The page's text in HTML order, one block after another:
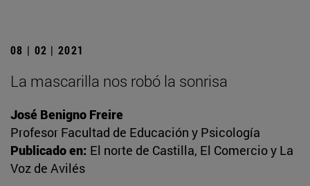
08 | 02 | 2021
La mascarilla nos robó la sonrisa
José Benigno Freire
Profesor Facultad de Educación y Psicología
Publicado en: El norte de Castilla, El Comercio y La
Voz de Avilés